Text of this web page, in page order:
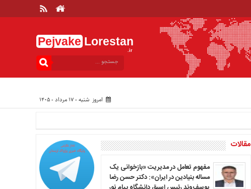
Pejvake Lorestan
.ir
امروز شنبه - ۱۷ مرداد - ۱۴۰۵
مقالات
مفهوم تعامل در مدیریت «بازخوانی یک
مساله بنیادین در ایران»: دکتر حسن رضا